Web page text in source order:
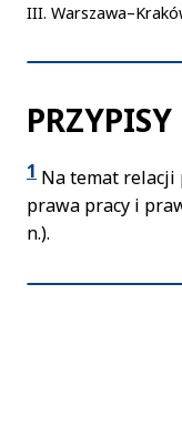
III.
PRZYPISY
1 Na temat relacji
prawa pracy i
n.).